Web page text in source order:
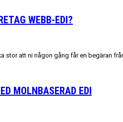
WEBB-EDI?
stor att ni någon gång får en begäran
MOLNBASERAD EDI